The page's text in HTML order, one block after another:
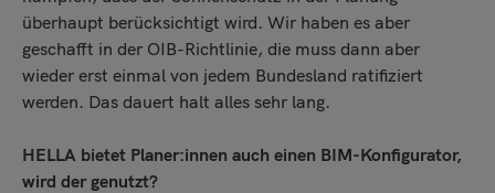
überhaupt berücksichtigt wird. Wir haben es aber
geschafft in der OIB-Richtlinie, die muss dann aber
wieder erst einmal von jedem Bundesland ratifiziert
werden. Das dauert halt alles sehr lang.
HELLA bietet Planer:innen auch einen BIM-Konfigurator,
wird der genutzt?